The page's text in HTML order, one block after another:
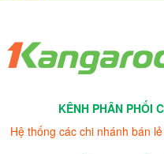
KÊNH PHÂN PHỐI
Hệ thống các chi nhánh bán